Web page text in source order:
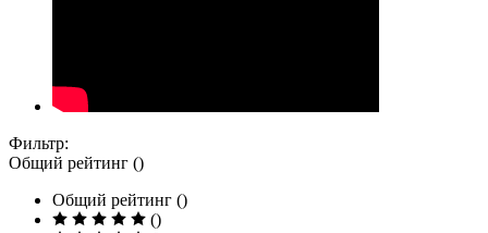
Фильтр:
Общий рейтинг ()
Общий рейтинг ()
()